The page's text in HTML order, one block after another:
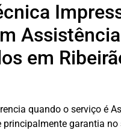
em
quando o serviço é
garantia